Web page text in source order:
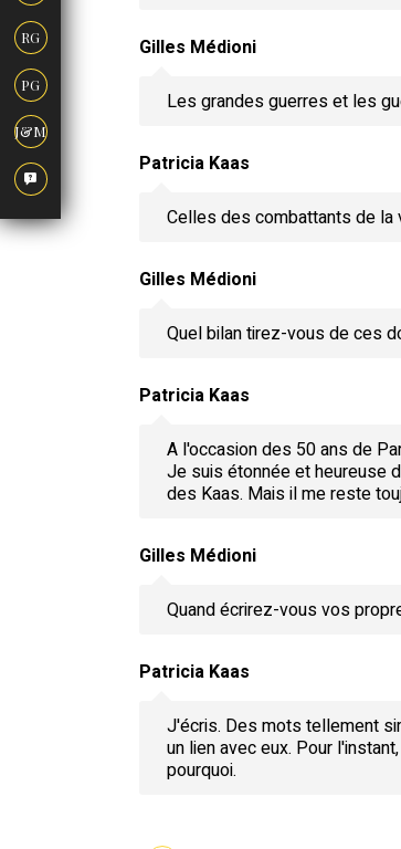
RG
PG
J&M
Gilles Médioni
Les grandes guerres et les
Patricia Kaas
Celles des combattants de la
Gilles Médioni
Quel bilan tirez-vous de ces
Patricia Kaas
A l'occasion des 50 ans de
Je suis étonnée et heureuse
des Kaas. Mais il me reste
Gilles Médioni
Quand écrirez-vous vos
Patricia Kaas
J'écris. Des mots tellement
un lien avec eux. Pour
pourquoi.